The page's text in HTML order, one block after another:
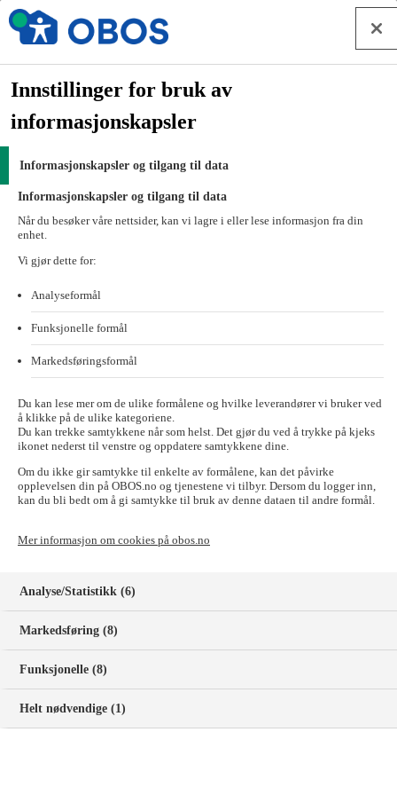
Hopp til innhold
Sparing for borettslag og sameier
Forside
Styrearbeid
Eiendomsforvaltning
Sparekonto for borettslag og sameier
Sparekonto for borettslag og
Med en sparekonto i OBOS-banken får dere konkurransedyktige
renter og 12 gebyrfrie uttak årlig. Be om et uforpliktende tilbud om
dere ikke allerede er forvaltet av OBOS – eller kontakt oss i
Styrerommet for å åpne konto.
Få tilbud om eiendomsforvaltning Gå til Styrerommet
Fleksibel sparing med gebyrfrie uttak
Med en sparekonto i OBOS-banken får dere konkurransedyktige
rentebetingelser og 12 gebyrfrie uttak i året. Det gir dere en god
pengene når behovet oppstår.
Mange styrer opplever at det er enklere å holde oversikten når
kontoene er organisert etter ulike spareformål. I OBOS-banken kan
dere opprette separate kontoer for planlagte oppgraderinger eller
Styrerommet.
Økt trygghet med sunn buffer
Innstillinger for bruk av
informasjonskapsler
Informasjonskapsler og tilgang til data
Informasjonskapsler og tilgang til data
Når du besøker våre nettsider, kan vi lagre i eller lese informasjon fra din
enhet.
Vi gjør dette for:
Analyseformål
Funksjonelle formål
Markedsføringsformål
Du kan lese mer om de ulike formålene og hvilke leverandører vi bruker ved
å klikke på de ulike kategoriene.
Du kan trekke samtykkene når som helst. Det gjør du ved å trykke på kjeks
ikonet nederst til venstre og oppdatere samtykkene dine.
Om du ikke gir samtykke til enkelte av formålene, kan det påvirke
opplevelsen din på OBOS.no og tjenestene vi tilbyr. Dersom du logger inn,
kan du bli bedt om å gi samtykke til bruk av denne dataen til andre formål.
Mer informasjon om cookies på obos.no
Analyse/Statistikk (6)
Markedsføring (8)
Funksjonelle (8)
Helt nødvendige (1)